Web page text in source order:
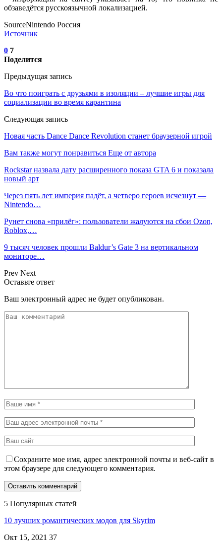
обзаведётся русскоязычной локализацией.
SourceNintendo Россия
Источник
0 7
Поделится
Предыдущая запись
Во что поиграть с друзьями в изоляции – лучшие игры для
социализации во время карантина
Следующая запись
Новая часть Dance Dance Revolution станет браузерной игрой
Вам также могут понравиться Еще от автора
Rockstar назвала дату расширенного показа GTA 6 и показала
новый арт
Через пять лет империя падёт, а четверо героев исчезнут —
Nintendo…
Рунет снова «прилёг»: пользователи жалуются на сбои Ozon,
Roblox,…
9 тысяч человек прошли Baldur’s Gate 3 на вертикальном
мониторе…
Prev Next
Оставьте ответ
Ваш электронный адрес не будет опубликован.
Сохраните мое имя, адрес электронной почты и веб-сайт в
этом браузере для следующего комментария.
5 Популярных статей
10 лучших романтических модов для Skyrim
Окт 15, 2021 37